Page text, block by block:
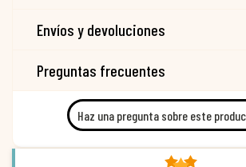
Envíos y devoluciones
Preguntas frecuentes
Haz una pregunta sobre este